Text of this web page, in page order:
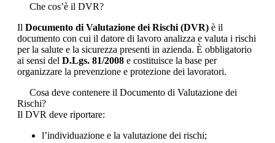
Che cos’è il DVR?
Il Documento di Valutazione dei Rischi (DVR) è il
documento con cui il datore di lavoro analizza e valuta i rischi
per la salute e la sicurezza presenti in azienda. È obbligatorio
ai sensi del D.Lgs. 81/2008 e costituisce la base per
organizzare la prevenzione e protezione dei lavoratori.
Cosa deve contenere il Documento di Valutazione dei
Rischi?
Il DVR deve riportare:
l’individuazione e la valutazione dei rischi;